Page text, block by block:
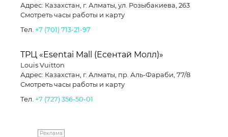
Адрес: Казахстан, г. Алматы, ул. Розыбакиева, 263
Смотреть часы работы и карту
Тел. +7 (701) 713-21-97
ТРЦ «Esentai Mall (Есентай Молл)»
Louis Vuitton
Адрес: Казахстан, г. Алматы, пр. Аль-Фараби, 77/8
Смотреть часы работы и карту
Тел. +7 (727) 356-50-01
Реклама